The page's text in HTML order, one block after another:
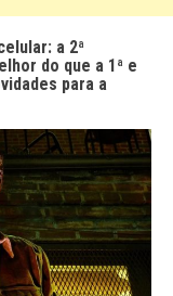
a 2ª
do que a 1ª e
para a